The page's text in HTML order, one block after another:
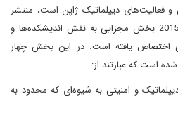
فعالیت‌های دیپلماتیک ژاپن است، منتشر
می‌کند. مطابق این اسناد از سال 2015 بخش مجزایی به نقش اندیشکده‌ها و
اختصاص یافته است. در این بخش چهار
است که عبارتند از:
و امنیتی به شیوه‌ای که محدود به